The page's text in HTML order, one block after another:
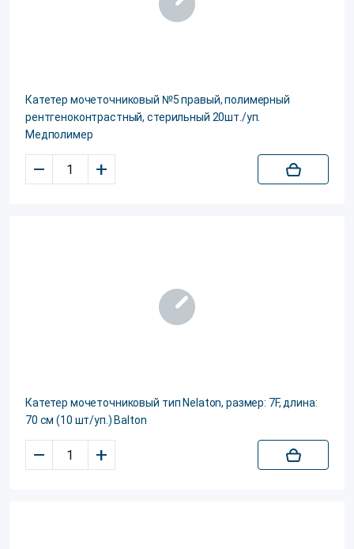
Катетер мочеточниковый №5 правый, полимерный
рентгеноконтрастный, стерильный 20шт./уп.
Медполимер
– +
Катетер мочеточниковый тип Nelaton, размер: 7F, длина:
70 см (10 шт/уп.) Balton
– +